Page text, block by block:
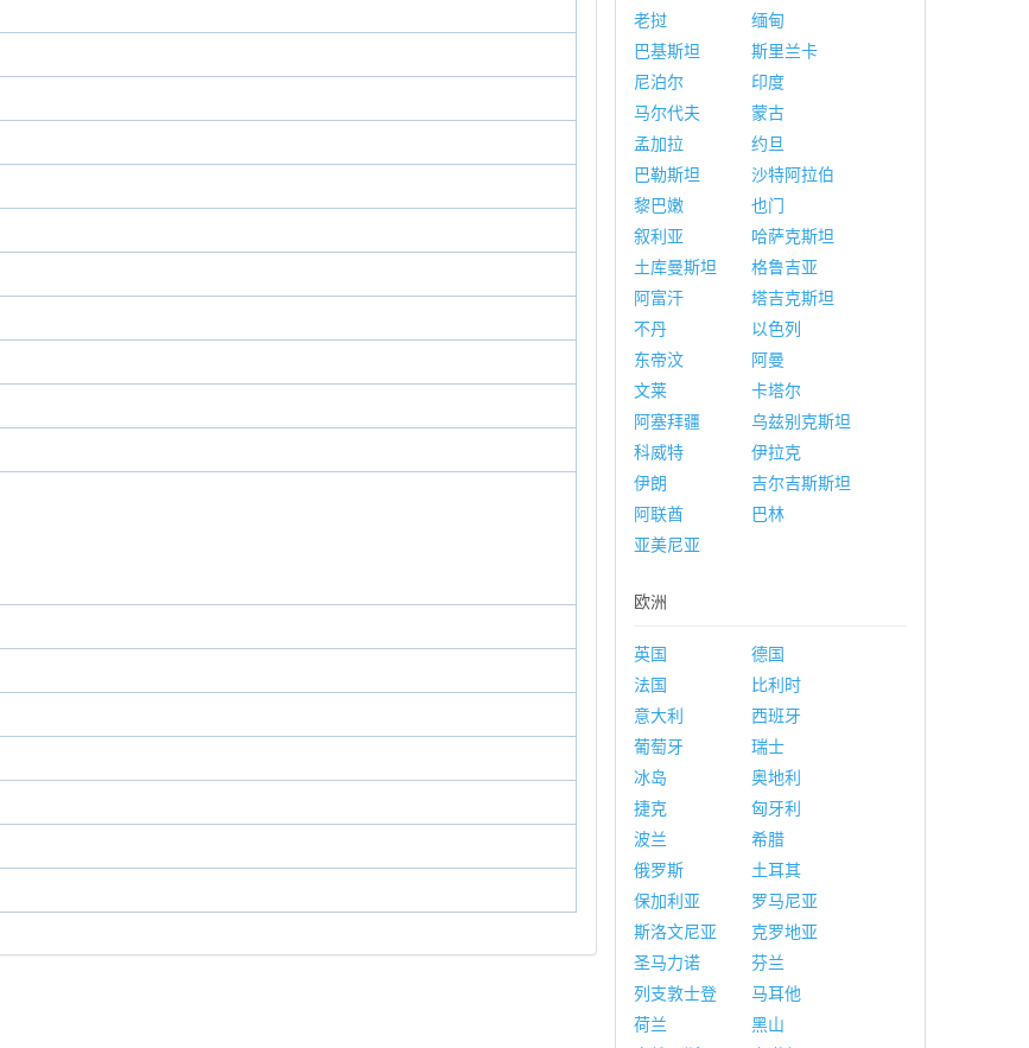
老挝
缅甸
巴基斯坦
斯里兰卡
尼泊尔
印度
马尔代夫
蒙古
孟加拉
约旦
巴勒斯坦
沙特阿拉伯
黎巴嫩
也门
叙利亚
哈萨克斯坦
土库曼斯坦
格鲁吉亚
阿富汗
塔吉克斯坦
不丹
以色列
东帝汶
阿曼
文莱
卡塔尔
阿塞拜疆
乌兹别克斯坦
科威特
伊拉克
伊朗
吉尔吉斯斯坦
阿联酋
巴林
亚美尼亚
欧洲
英国
德国
法国
比利时
意大利
西班牙
葡萄牙
瑞士
冰岛
奥地利
捷克
匈牙利
波兰
希腊
俄罗斯
土耳其
保加利亚
罗马尼亚
斯洛文尼亚
克罗地亚
圣马力诺
芬兰
列支敦士登
马耳他
荷兰
黑山